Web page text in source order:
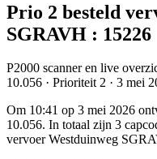
Prio 2 besteld
SGRAVH : 15226
P2000 scanner en live
10.056 · Prioriteit 2 · 3 mei
Om 10:41 op 3 mei 2026
10.056. In totaal zijn 3
vervoer Westduinweg